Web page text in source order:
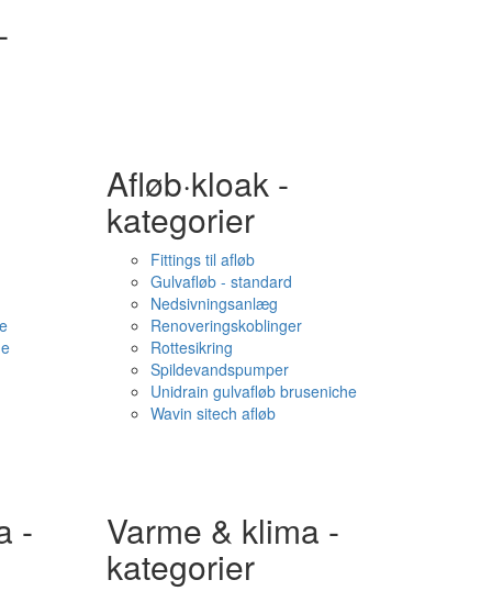
Afløb·kloak -
kategorier
Fittings til afløb
Gulvafløb - standard
Nedsivningsanlæg
Renoveringskoblinger
Rottesikring
Spildevandspumper
Unidrain gulvafløb bruseniche
Wavin sitech afløb
- Varme & klima -
kategorier